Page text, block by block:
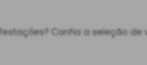
Confia a seleção de